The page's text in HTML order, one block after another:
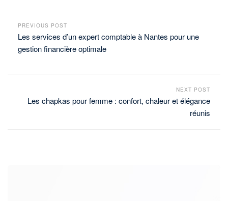
PREVIOUS POST
Les services d’un expert comptable à Nantes pour une
gestion financière optimale
NEXT POST
Les chapkas pour femme : confort, chaleur et élégance
réunis